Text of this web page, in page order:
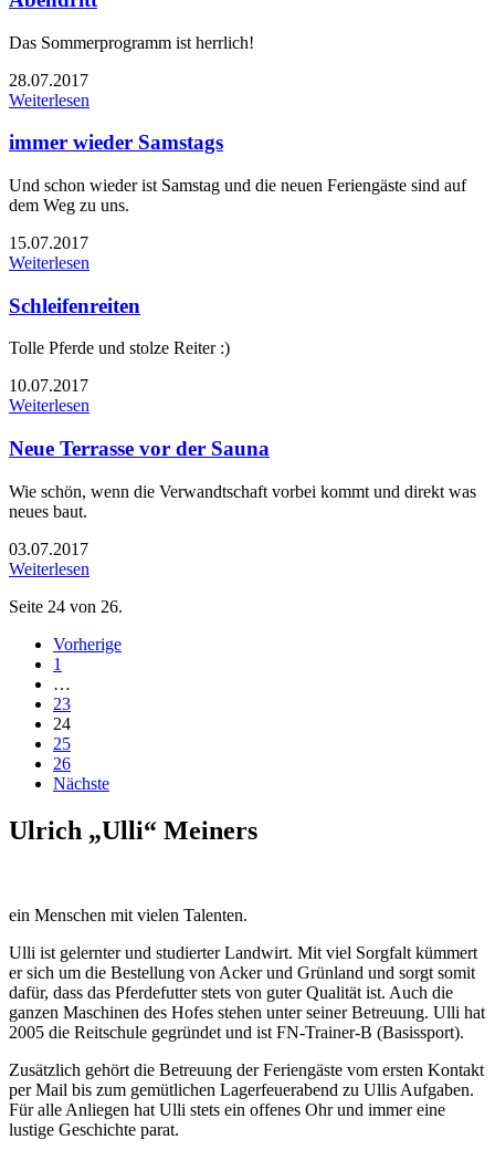
Das Sommerprogramm ist herrlich!
28.07.2017
Weiterlesen
immer wieder Samstags
Und schon wieder ist Samstag und die neuen Feriengäste sind auf
dem Weg zu uns.
15.07.2017
Weiterlesen
Schleifenreiten
Tolle Pferde und stolze Reiter :)
10.07.2017
Weiterlesen
Neue Terrasse vor der Sauna
Wie schön, wenn die Verwandtschaft vorbei kommt und direkt was
neues baut.
03.07.2017
Weiterlesen
Seite 24 von 26.
Vorherige
1
…
23
24
25
26
Nächste
Ulrich „Ulli“ Meiners
ein Menschen mit vielen Talenten.
Ulli ist gelernter und studierter Landwirt. Mit viel Sorgfalt kümmert
er sich um die Bestellung von Acker und Grünland und sorgt somit
dafür, dass das Pferdefutter stets von guter Qualität ist. Auch die
ganzen Maschinen des Hofes stehen unter seiner Betreuung. Ulli hat
2005 die Reitschule gegründet und ist FN-Trainer-B (Basissport).
Zusätzlich gehört die Betreuung der Feriengäste vom ersten Kontakt
per Mail bis zum gemütlichen Lagerfeuerabend zu Ullis Aufgaben.
Für alle Anliegen hat Ulli stets ein offenes Ohr und immer eine
lustige Geschichte parat.